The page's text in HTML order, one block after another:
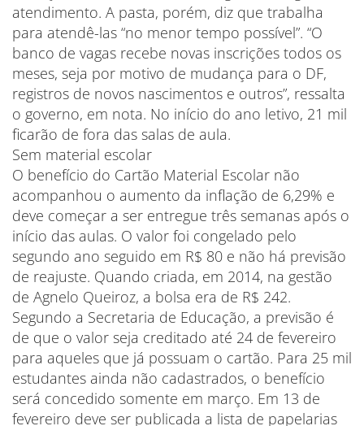
atendimento. A pasta, porém, diz que trabalha
para atendê-las “no menor tempo possível”. “O
banco de vagas recebe novas inscrições todos os
meses, seja por motivo de mudança para o DF,
registros de novos nascimentos e outros”, ressalta
o governo, em nota. No início do ano letivo, 21 mil
ficarão de fora das salas de aula.
Sem material escolar
O benefício do Cartão Material Escolar não
acompanhou o aumento da inflação de 6,29% e
deve começar a ser entregue três semanas após o
início das aulas. O valor foi congelado pelo
segundo ano seguido em R$ 80 e não há previsão
de reajuste. Quando criada, em 2014, na gestão
de Agnelo Queiroz, a bolsa era de R$ 242.
Segundo a Secretaria de Educação, a previsão é
de que o valor seja creditado até 24 de fevereiro
para aqueles que já possuam o cartão. Para 25 mil
estudantes ainda não cadastrados, o benefício
será concedido somente em março. Em 13 de
fevereiro deve ser publicada a lista de papelarias